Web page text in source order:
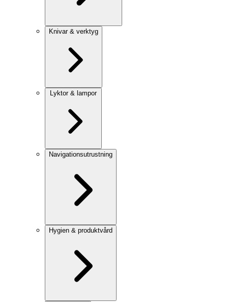
Knivar & verktyg
Lyktor & lampor
Navigationsutrustning
Hygien & produktvård